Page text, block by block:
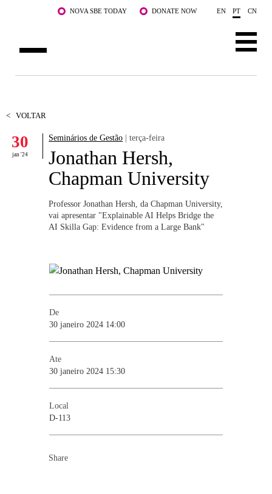
Saltar para o conteúdo principalNOVA SBE TODAY DONATE NOW EN PT CN
DOCENTES E INVESTIGAÇÃO
COMUNIDADE
WHAT'S HAPPENING
< VOLTAR
30
jan '24
Seminários de Gestão | terça-feira
Jonathan Hersh,
Chapman University
Professor Jonathan Hersh, da Chapman University,
vai apresentar "Explainable AI Helps Bridge the
AI Skilla Gap: Evidence from a Large Bank"
De
30 janeiro 2024 14:00
Ate
30 janeiro 2024 15:30
Local
D-113
Share